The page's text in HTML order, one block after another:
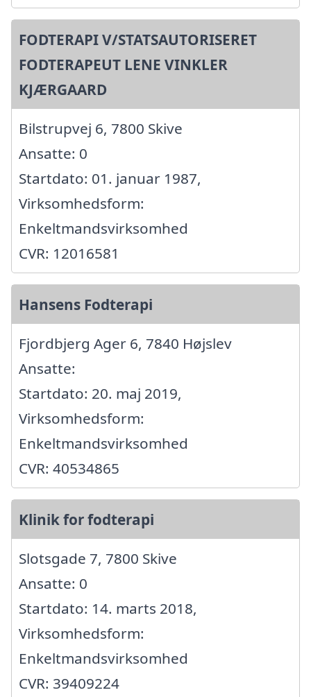
FODTERAPI V/STATSAUTORISERET
FODTERAPEUT LENE VINKLER
KJÆRGAARD
Bilstrupvej 6, 7800 Skive
Ansatte: 0
Startdato: 01. januar 1987,
Virksomhedsform:
Enkeltmandsvirksomhed
CVR: 12016581
Hansens Fodterapi
Fjordbjerg Ager 6, 7840 Højslev
Ansatte:
Startdato: 20. maj 2019,
Virksomhedsform:
Enkeltmandsvirksomhed
CVR: 40534865
Klinik for fodterapi
Slotsgade 7, 7800 Skive
Ansatte: 0
Startdato: 14. marts 2018,
Virksomhedsform:
Enkeltmandsvirksomhed
CVR: 39409224